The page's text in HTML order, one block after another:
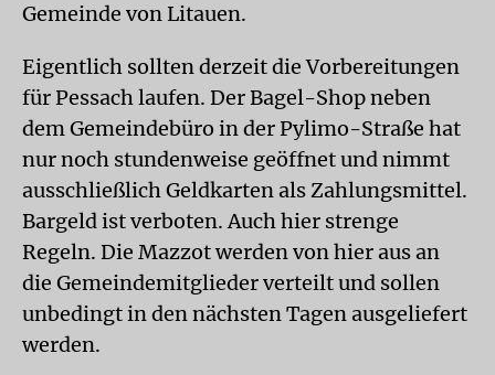
Gemeinde von Litauen.
Eigentlich sollten derzeit die Vorbereitungen
für Pessach laufen. Der Bagel-Shop neben
dem Gemeindebüro in der Pylimo-Straße hat
nur noch stundenweise geöffnet und nimmt
ausschließlich Geldkarten als Zahlungsmittel.
Bargeld ist verboten. Auch hier strenge
Regeln. Die Mazzot werden von hier aus an
die Gemeindemitglieder verteilt und sollen
unbedingt in den nächsten Tagen ausgeliefert
werden.